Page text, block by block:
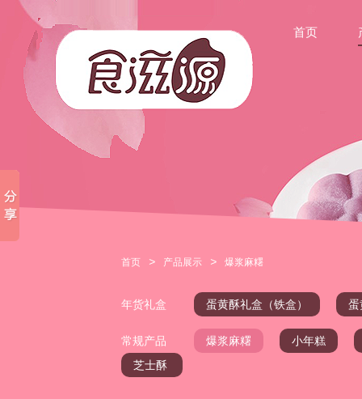
首页
首页 > 产品展示 > 爆浆麻糬
年货礼盒 蛋黄酥礼盒（铁盒） 蛋
常规产品 爆浆麻糬
小年糕
芝士酥